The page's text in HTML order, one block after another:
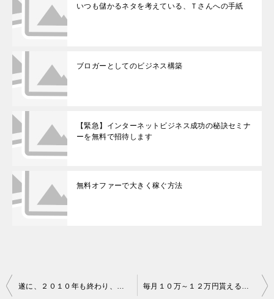
いつも儲かるネタを考えている、Ｔさんへの手紙
ブロガーとしてのビジネス構築
【緊急】インターネットビジネス成功の秘訣セミナ
ーを無料で招待します
無料オファーで大きく稼ぐ方法
投
遂に、２０１０年も終わり、２０１１年に入りました！！ 毎月１０万～１２万円貰える無料パソコンスクール（千葉）